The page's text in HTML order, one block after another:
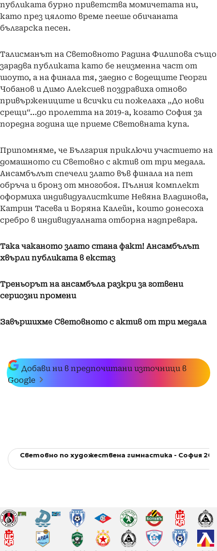
публиката бурно приветства момичетата ни,
като през цялото време пееше обичаната
българска песен.
Талисманът на Световното Радина Филипова също
зарадва публиката като бе неизменна част от
шоуто, а на финала тя, заедно с водещите Георги
Чобанов и Димо Алексиев поздравиха отново
привържениците и всички си пожелаха „До нови
срещи“…до пролетта на 2019-а, когато София за
поредна година ще приеме Световната купа.
Припомняме, че България приключи участието на
домашното си Световно с актив от три медала.
Ансамбълът спечели злато във финала на пет
обръча и бронз от многобоя. Пълния комплект
оформиха индивидуалистките Невяна Владинова,
Катрин Тасева и Боряна Калейн, които донесоха
сребро в индивидуалната отборна надпревара.
Така чаканото злато стана факт! Ансамбълът
хвърли публиката в екстаз
Треньорът на ансамбъла разкри за готвени
сериозни промени
Завършихме Световното с актив от три медала
Добави ни в предпочитани източници в
Google
Световно по художествена гимнастика - София